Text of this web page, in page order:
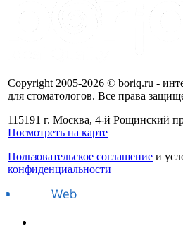
Copyright 2005-2026 © boriq.ru -
для стоматологов. Все права
115191 г. Москва, 4-й Рощинский
Посмотреть на карте
Пользовательское соглашение и
конфиденциальности